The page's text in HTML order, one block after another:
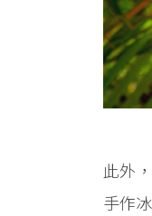
此外
手作